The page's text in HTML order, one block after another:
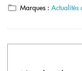
Marques : Actualités